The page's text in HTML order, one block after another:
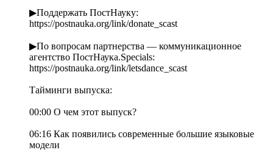
▶Поддержать ПостНауку:
https://postnauka.org/link/donate_scast
▶По вопросам партнерства — коммуникационное
агентство ПостНаука.Specials:
https://postnauka.org/link/letsdance_scast
Тайминги выпуска:
00:00 О чем этот выпуск?
06:16 Как появились современные большие языковые
модели